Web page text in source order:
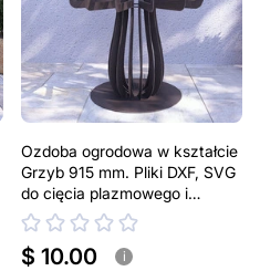
Ozdoba ogrodowa w kształcie
Grzyb 915 mm. Pliki DXF, SVG
do cięcia plazmowego i
laserowego. Dekoracja na
podwórko
$ 10.00 i